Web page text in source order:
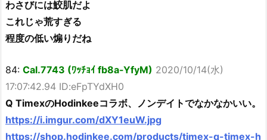
わさびには鮫肌だよ
これじゃ荒すぎる
程度の低い煽りだね
84: Cal.7743 (ﾜｯﾁｮｲ fb8a-YfyM) 2020/10/14(水)
17:07:42.94 ID:eFpTYdXH0
Q TimexのHodinkeeコラボ、ノンデイトでなかなかいい。
https://i.imgur.com/dXY1euW.jpg
https://shop.hodinkee.com/products/timex-q-timex-h